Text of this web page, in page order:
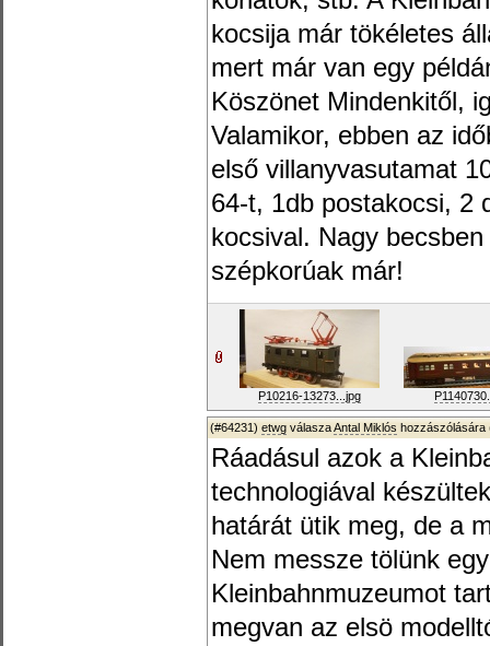
kocsija már tökéletes
mert már van egy
Köszönet Mindenkitől,
Valamikor, ebben az
első villanyvasutamat
64-t, 1db postakocsi, 2
kocsival. Nagy
szépkorúak már!
P10216-13273...jpg
(#64231) etwg válaszaAntal Miklós hozzászólására
Ráadásul azok a
technologiával
határát ütik meg, de a
Nem messze tölünk
Kleinbahnmuzeumot
megvan az elsö